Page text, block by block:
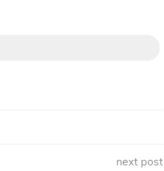
next post